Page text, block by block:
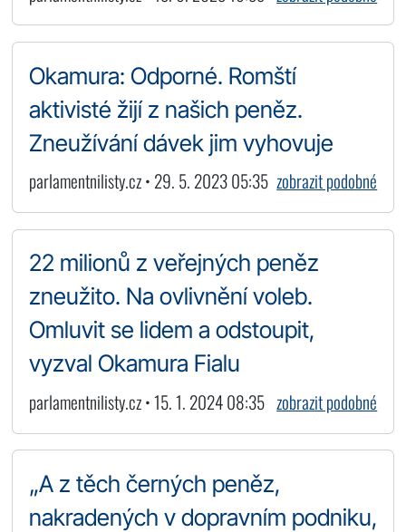
Okamura: Odporné. Romští
aktivisté žijí z našich peněz.
Zneužívání dávek jim vyhovuje
parlamentnilisty.cz • 29. 5. 2023 05:35 zobrazit podobné
22 milionů z veřejných peněz
zneužito. Na ovlivnění voleb.
Omluvit se lidem a odstoupit,
vyzval Okamura Fialu
parlamentnilisty.cz • 15. 1. 2024 08:35 zobrazit podobné
„A z těch černých peněz,
nakradených v dopravním podniku,